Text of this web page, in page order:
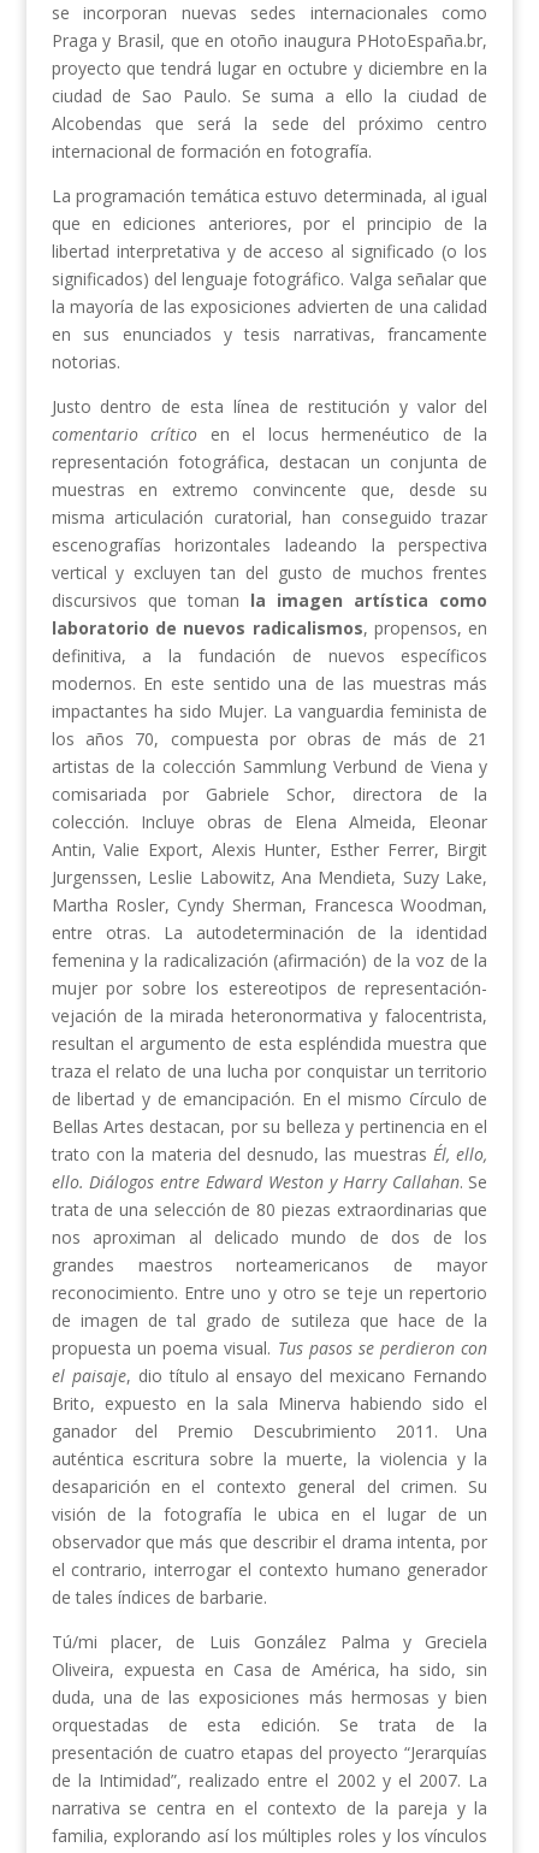
se incorporan nuevas sedes internacionales como
Praga y Brasil, que en otoño inaugura PHotoEspaña.br,
proyecto que tendrá lugar en octubre y diciembre en la
ciudad de Sao Paulo. Se suma a ello la ciudad de
Alcobendas que será la sede del próximo centro
internacional de formación en fotografía.
La programación temática estuvo determinada, al igual
que en ediciones anteriores, por el principio de la
libertad interpretativa y de acceso al significado (o los
significados) del lenguaje fotográfico. Valga señalar que
la mayoría de las exposiciones advierten de una calidad
en sus enunciados y tesis narrativas, francamente
notorias.
Justo dentro de esta línea de restitución y valor del
comentario crítico en el locus hermenéutico de la
representación fotográfica, destacan un conjunta de
muestras en extremo convincente que, desde su
misma articulación curatorial, han conseguido trazar
escenografías horizontales ladeando la perspectiva
vertical y excluyen tan del gusto de muchos frentes
discursivos que toman la imagen artística como
laboratorio de nuevos radicalismos, propensos, en
definitiva, a la fundación de nuevos específicos
modernos. En este sentido una de las muestras más
impactantes ha sido Mujer. La vanguardia feminista de
los años 70, compuesta por obras de más de 21
artistas de la colección Sammlung Verbund de Viena y
comisariada por Gabriele Schor, directora de la
colección. Incluye obras de Elena Almeida, Eleonar
Antin, Valie Export, Alexis Hunter, Esther Ferrer, Birgit
Jurgenssen, Leslie Labowitz, Ana Mendieta, Suzy Lake,
Martha Rosler, Cyndy Sherman, Francesca Woodman,
entre otras. La autodeterminación de la identidad
femenina y la radicalización (afirmación) de la voz de la
mujer por sobre los estereotipos de representación-
vejación de la mirada heteronormativa y falocentrista,
resultan el argumento de esta espléndida muestra que
traza el relato de una lucha por conquistar un territorio
de libertad y de emancipación. En el mismo Círculo de
Bellas Artes destacan, por su belleza y pertinencia en el
trato con la materia del desnudo, las muestrasÉl, ello,
ello. Diálogos entre Edward Weston y Harry Callahan. Se
trata de una selección de 80 piezas extraordinarias que
nos aproximan al delicado mundo de dos de los
grandes maestros norteamericanos de mayor
reconocimiento. Entre uno y otro se teje un repertorio
de imagen de tal grado de sutileza que hace de la
propuesta un poema visual. Tus pasos se perdieron con
el paisaje, dio título al ensayo del mexicano Fernando
Brito, expuesto en la sala Minerva habiendo sido el
ganador del Premio Descubrimiento 2011. Una
auténtica escritura sobre la muerte, la violencia y la
desaparición en el contexto general del crimen. Su
visión de la fotografía le ubica en el lugar de un
observador que más que describir el drama intenta, por
el contrario, interrogar el contexto humano generador
de tales índices de barbarie.
Tú/mi placer, de Luis González Palma y Greciela
Oliveira, expuesta en Casa de América, ha sido, sin
duda, una de las exposiciones más hermosas y bien
orquestadas de esta edición. Se trata de la
presentación de cuatro etapas del proyecto “Jerarquías
de la Intimidad”, realizado entre el 2002 y el 2007. La
narrativa se centra en el contexto de la pareja y la
familia, explorando así los múltiples roles y los vínculos